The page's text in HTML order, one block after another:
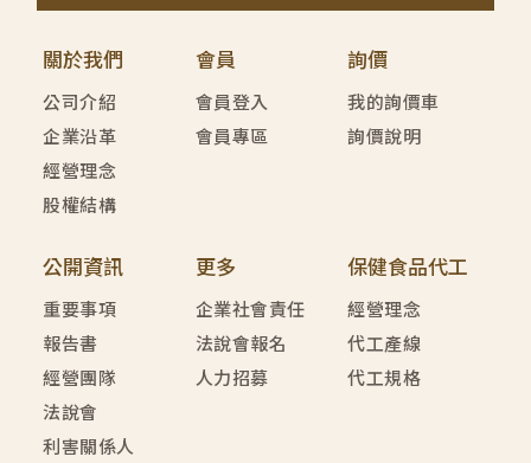
關於我們
公司介紹
企業沿革
經營理念
股權結構
會員
會員登入
會員專區
詢價
我的詢價車
詢價說明
公開資訊
重要事項
報告書
經營團隊
法說會
利害關係人
更多
企業社會責任
法說會報名
人力招募
保健食品代工
經營理念
代工產線
代工規格